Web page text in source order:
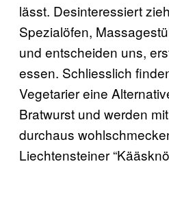
lässt. Desinteressiert
Spezialöfen,
und entscheiden uns,
essen. Schliesslich
Vegetarier eine
Bratwurst und werden
durchaus
Liechtensteiner